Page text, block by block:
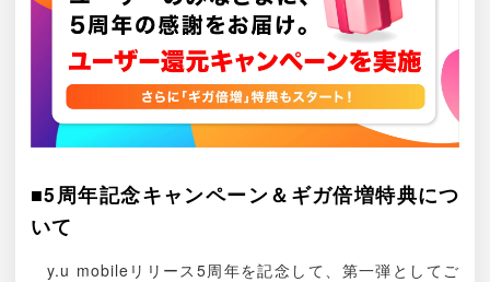
■5周年記念キャンペーン＆ギガ倍増特典につ
いて
y.u mobileリリース5周年を記念して、第一弾としてご